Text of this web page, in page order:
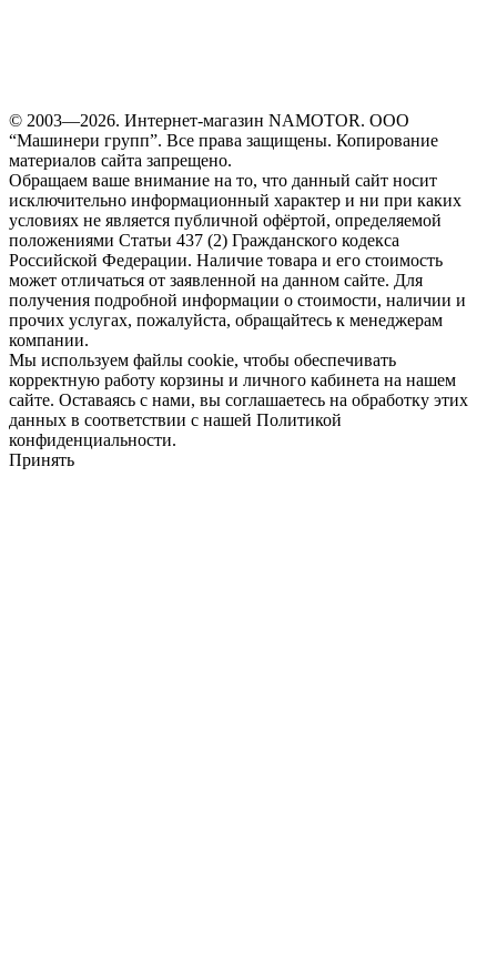
© 2003—2026. Интернет-магазин NAMOTOR. ООО
“Машинери групп”. Все права защищены. Копирование
материалов сайта запрещено.
Обращаем ваше внимание на то, что данный сайт носит
исключительно информационный характер и ни при каких
условиях не является публичной офёртой, определяемой
положениями Статьи 437 (2) Гражданского кодекса
Российской Федерации. Наличие товара и его стоимость
может отличаться от заявленной на данном сайте. Для
получения подробной информации о стоимости, наличии и
прочих услугах, пожалуйста, обращайтесь к менеджерам
компании.
Мы используем файлы cookie, чтобы обеспечивать
корректную работу корзины и личного кабинета на нашем
сайте. Оставаясь с нами, вы соглашаетесь на обработку этих
данных в соответствии с нашей Политикой
конфиденциальности.
Принять